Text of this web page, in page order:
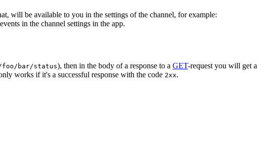
will be available to you in the settings of the channel, for example:
in the channel settings in the app.
bar/status), then in the body of a response to a GET-request you will get a
works if it's a successful response with the code 2xx.